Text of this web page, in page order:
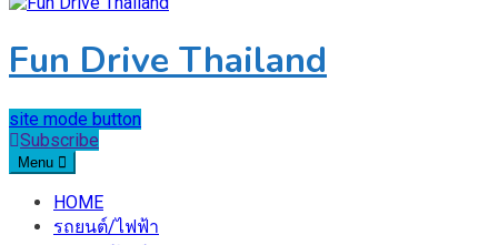
Fun Drive Thailand
site mode button
Subscribe
Menu
HOME
รถยนต์/ไฟฟ้า